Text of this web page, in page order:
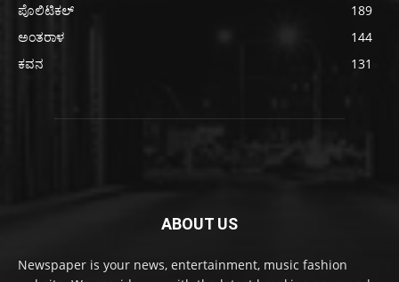
ಪೊಲಿಟಿಕಲ್
189
ಅಂತರಾಳ
144
ಕವನ
131
ABOUT US
Newspaper is your news, entertainment, music fashion